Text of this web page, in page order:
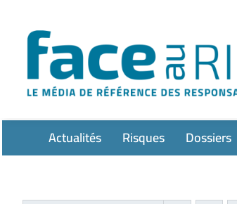
contenu
Actualités Risques Dossiers